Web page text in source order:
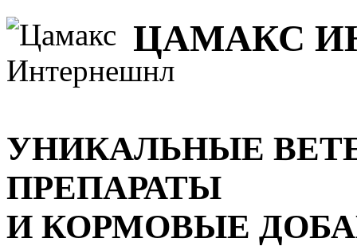
ЦАМАКС
УНИКАЛЬНЫЕ
ПРЕПАРАТЫ
И КОРМОВЫЕ